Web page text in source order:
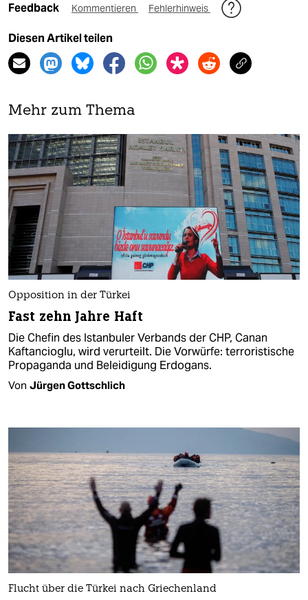
Feedback Kommentieren Fehlerhinweis
Diesen Artikel teilen
Mehr zum Thema
Opposition in der Türkei
Fast zehn Jahre Haft
Die Chefin des Istanbuler Verbands der CHP, Canan
Kaftancioglu, wird verurteilt. Die Vorwürfe: terroristische
Propaganda und Beleidigung Erdogans.
Von Jürgen Gottschlich
Flucht über die Türkei nach Griechenland